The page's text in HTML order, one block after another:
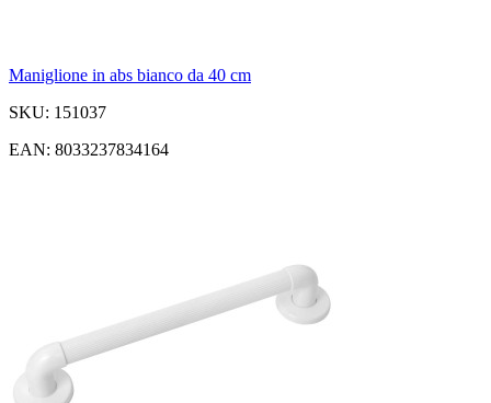
Maniglione in abs bianco da 40 cm
SKU: 151037
EAN: 8033237834164